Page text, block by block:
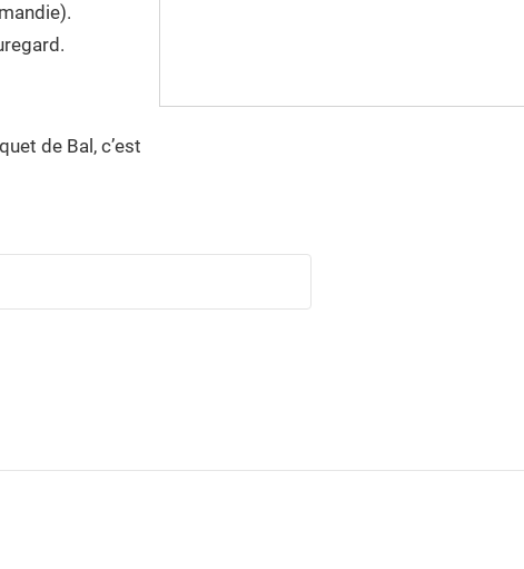
de Bal, c’est